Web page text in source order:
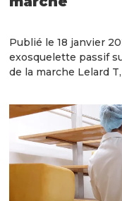
Publié le 18 janvier
exosquelette passif
de la marche Lelard